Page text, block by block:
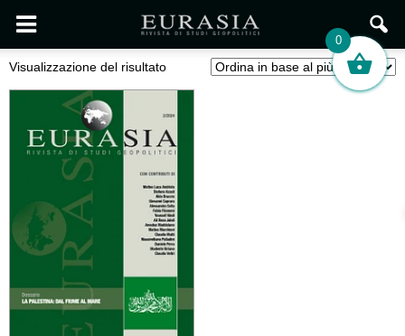
Visualizzazione del risultato
0